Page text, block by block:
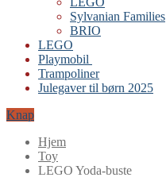
Sylvanian Families
BRIO
LEGO
Playmobil
Trampoliner
Julegaver til børn 2025
Knap
Hjem
Toy
LEGO Yoda-buste